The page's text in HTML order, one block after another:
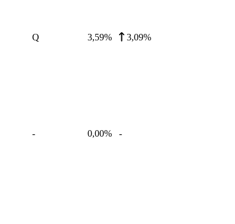
Q 3,59% 3,09%
- 0,00% -